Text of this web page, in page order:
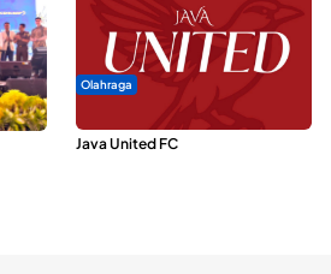
Olahraga
Dari Malut United Berubah Jadi
Java United FC